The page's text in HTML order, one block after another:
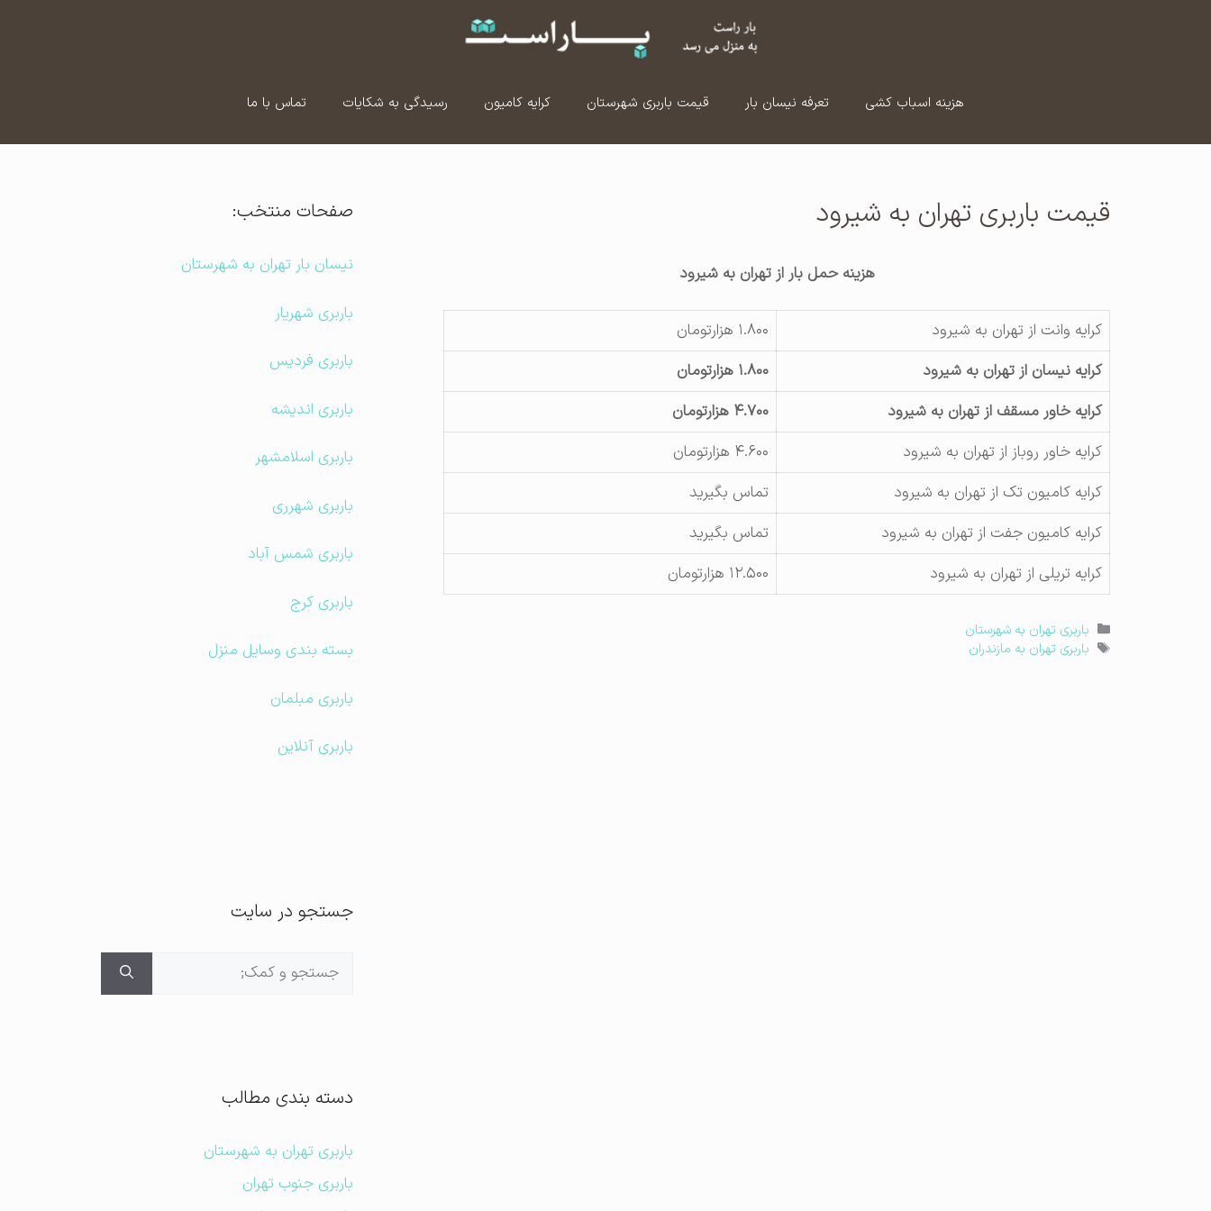
هزینه اسباب کشی تعرفه نیسان بار قیمت باربری شهرستان کرایه کامیون رسیدگی به شکایات تماس با ما
قیمت باربری تهران به شیرود
هزینه حمل بار از تهران به شیرود
کرایه وانت از تهران به شیرود
۱.۸۰۰ هزارتومان
کرایه نیسان از تهران به شیرود
۱.۸۰۰ هزارتومان
کرایه خاور مسقف از تهران به شیرود
۴.۷۰۰ هزارتومان
کرایه خاور روباز از تهران به شیرود
۴.۶۰۰ هزارتومان
کرایه کامیون تک از تهران به شیرود
تماس بگیرید
کرایه کامیون جفت از تهران به شیرود
تماس بگیرید
کرایه تریلی از تهران به شیرود
۱۲.۵۰۰ هزارتومان
دسته‌ها
باربری تهران به شهرستان
برچسب‌ها
باربری تهران به مازندران
صفحات منتخب:
نیسان بار تهران به شهرستان
باربری شهریار
باربری فردیس
باربری اندیشه
باربری اسلامشهر
باربری شهرری
باربری شمس آباد
باربری کرج
بسته بندی وسایل منزل
باربری مبلمان
باربری آنلاین
جستجو در سایت
جستجوی
دسته بندی مطالب
باربری تهران به شهرستان
باربری جنوب تهران